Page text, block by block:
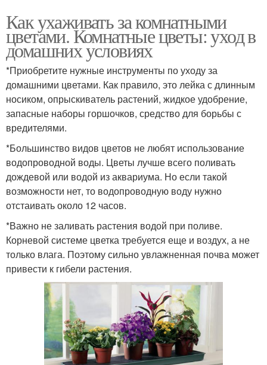
Как ухаживать за комнатными
цветами. Комнатные цветы: уход в
домашних условиях
*Приобретите нужные инструменты по уходу за
домашними цветами. Как правило, это лейка с длинным
носиком, опрыскиватель растений, жидкое удобрение,
запасные наборы горшочков, средство для борьбы с
вредителями.
*Большинство видов цветов не любят использование
водопроводной воды. Цветы лучше всего поливать
дождевой или водой из аквариума. Но если такой
возможности нет, то водопроводную воду нужно
отстаивать около 12 часов.
*Важно не заливать растения водой при поливе.
Корневой системе цветка требуется еще и воздух, а не
только влага. Поэтому сильно увлажненная почва может
привести к гибели растения.